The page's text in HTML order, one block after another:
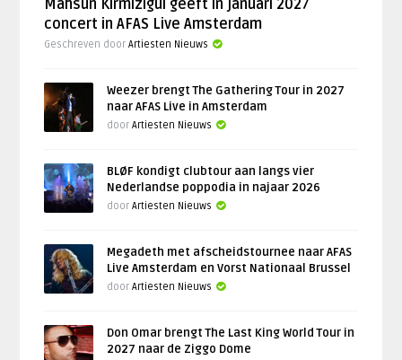
Mahsun Kirmizigül geeft in januari 2027
concert in AFAS Live Amsterdam
Geschreven doorArtiesten Nieuws
Weezer brengt The Gathering Tour in 2027
naar AFAS Live in Amsterdam
doorArtiesten Nieuws
BLØF kondigt clubtour aan langs vier
Nederlandse poppodia in najaar 2026
doorArtiesten Nieuws
Megadeth met afscheidstournee naar AFAS
Live Amsterdam en Vorst Nationaal Brussel
doorArtiesten Nieuws
Don Omar brengt The Last King World Tour in
2027 naar de Ziggo Dome